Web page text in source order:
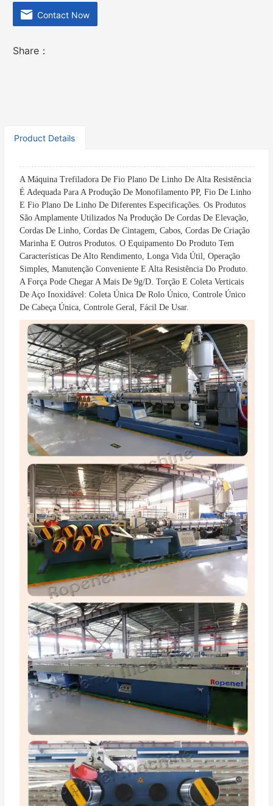
Contact Now
Share：
Product Details
A Máquina Trefiladora De Fio Plano De Linho De Alta Resistência
É Adequada Para A Produção De Monofilamento PP, Fio De Linho
E Fio Plano De Linho De Diferentes Especificações. Os Produtos
São Amplamente Utilizados Na Produção De Cordas De Elevação,
Cordas De Linho, Cordas De Cintagem, Cabos, Cordas De Criação
Marinha E Outros Produtos. O Equipamento Do Produto Tem
Características De Alto Rendimento, Longa Vida Útil, Operação
Simples, Manutenção Conveniente E Alta Resistência Do Produto.
A Força Pode Chegar A Mais De 9g/D. Torção E Coleta Verticais
De Aço Inoxidável: Coleta Única De Rolo Único, Controle Único
De Cabeça Única, Controle Geral, Fácil De Usar.